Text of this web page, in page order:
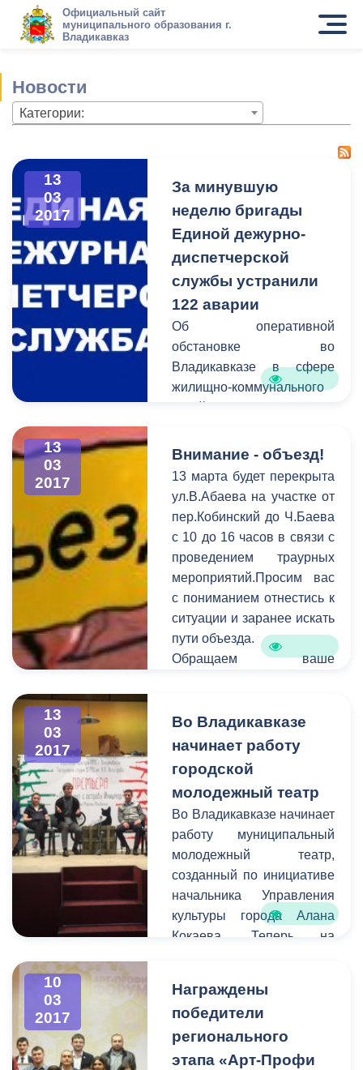
Официальный сайт
муниципального образования г.
Владикавказ
Новости
Категории:
13
03
2017
За минувшую
неделю бригады
Единой дежурно-
диспетчерской
службы устранили
122 аварии
Об оперативной
обстановке во
Владикавказе в сфере
жилищно-коммунального
диспетчерская служба.
В период c 6 по 13 марта
на горячую линию единой
дежурно-диспетчерской
службы поступило 122
оперативном порядке
устраняют проблемы в
сфере ЖКХ.
13
03
2017
Внимание - объезд!
13 марта будет перекрыта
ул.В.Абаева на участке от
пер.Кобинский до Ч.Баева
с 10 до 16 часов в связи с
проведением траурных
мероприятий.Просим вас
с пониманием отнестись к
ситуации и заранее искать
пути объезда.
Обращаем ваше
своевременно сообщать
информацию о
планируемом перекрытии
в администрацию города.
Смысл этого оповещения
состоит в том, чтобы АМС
г. Владикавказ имела
возможность
предупредить остальных
граждан города о
временных неудобствах
13
03
2017
Во Владикавказе
начинает работу
городской
молодежный театр
Во Владикавказе начинает
работу муниципальный
молодежный театр,
созданный по инициативе
начальника Управления
культуры города Алана
Кокаева. Теперь на
Павленко молодые
актеры и режиссеры
смогут воплощать свои
самые смелые творческие
10
03
2017
Награждены
победители
регионального
этапа «Арт-Профи